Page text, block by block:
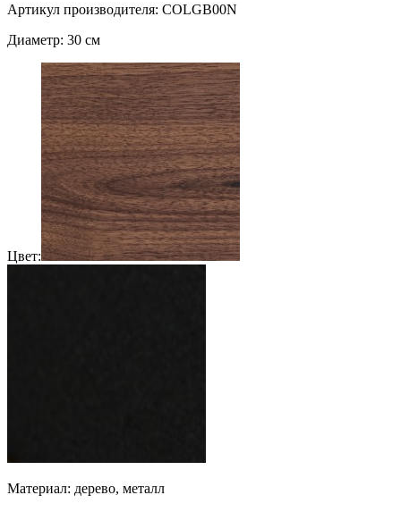
Артикул производителя: COLGB00N
Диаметр: 30 см
Цвет:
Материал: дерево, металл